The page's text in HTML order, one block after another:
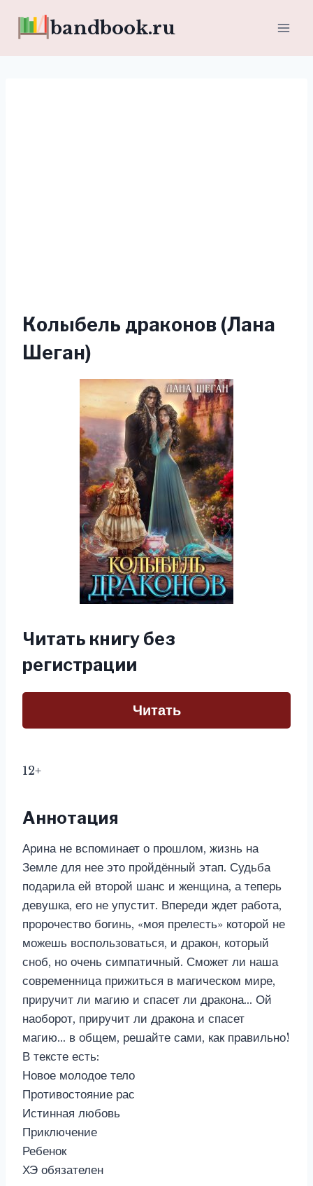
bandbook.ru
Колыбель драконов (Лана
Шеган)
Читать книгу без
регистрации
Читать
12+
Аннотация
Арина не вспоминает о прошлом, жизнь на
Земле для нее это пройдённый этап. Судьба
подарила ей второй шанс и женщина, а теперь
девушка, его не упустит. Впереди ждет работа,
пророчество богинь, «моя прелесть» которой не
можешь воспользоваться, и дракон, который
сноб, но очень симпатичный. Сможет ли наша
современница прижиться в магическом мире,
приручит ли магию и спасет ли дракона… Ой
наоборот, приручит ли дракона и спасет
магию… в общем, решайте сами, как правильно!
В тексте есть:
Новое молодое тело
Противостояние рас
Истинная любовь
Приключение
Ребенок
ХЭ обязателен